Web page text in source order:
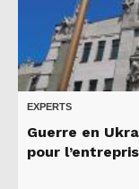
EXPERTS
Guerre en
pour